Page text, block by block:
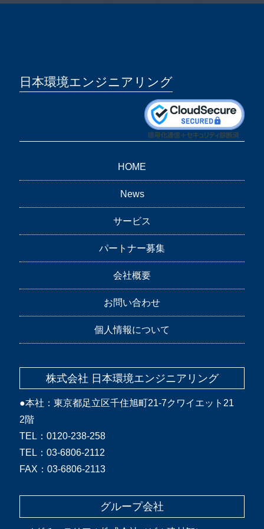
日本環境エンジニアリング
HOME
News
サービス
パートナー募集
会社概要
お問い合わせ
個人情報について
株式会社 日本環境エンジニアリング
●本社：東京都足立区千住旭町21-7クワイエット21
2階
TEL：0120-238-258
TEL：03-6806-2112
FAX：03-6806-2113
グループ会社